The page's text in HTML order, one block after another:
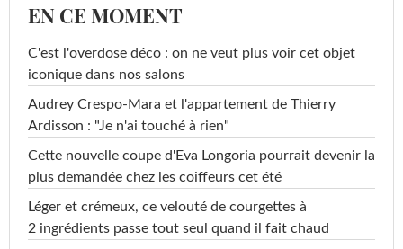
EN CE MOMENT
C'est l'overdose déco : on ne veut plus voir cet objet
iconique dans nos salons
Audrey Crespo-Mara et l'appartement de Thierry
Ardisson : "Je n'ai touché à rien"
Cette nouvelle coupe d'Eva Longoria pourrait devenir la
plus demandée chez les coiffeurs cet été
Léger et crémeux, ce velouté de courgettes à
2 ingrédients passe tout seul quand il fait chaud